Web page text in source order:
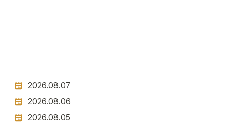
2026.08.07
2026.08.06
2026.08.05